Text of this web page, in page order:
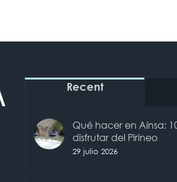
Recent
Qué hacer en Aínsa:
disfrutar del Pirineo
29 julio 2026